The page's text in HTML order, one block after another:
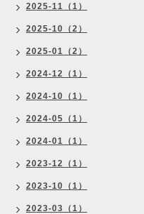
2025-11（1）
2025-10（2）
2025-01（2）
2024-12（1）
2024-10（1）
2024-05（1）
2024-01（1）
2023-12（1）
2023-10（1）
2023-03（1）